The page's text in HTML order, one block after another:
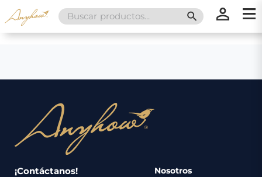
Search
for:
SEARCH
¡Contáctanos! Nosotros
Nosotros
Servicios
Catálogo
Regalos